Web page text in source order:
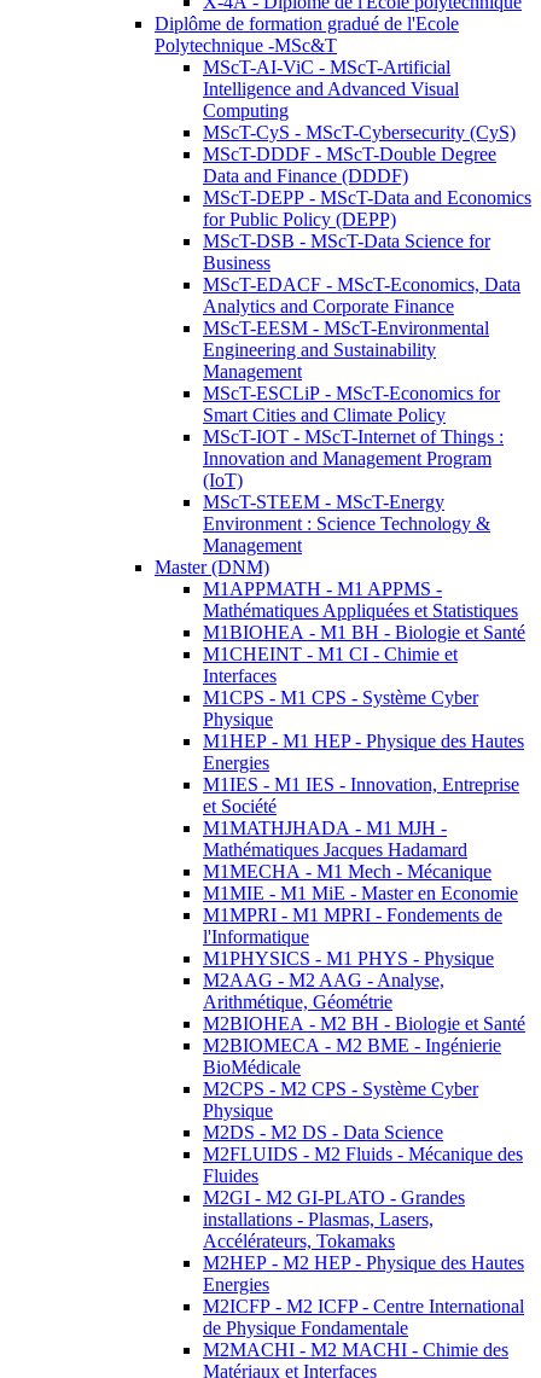
Diplôme de formation gradué de l'Ecole
Polytechnique -MSc&T
MScT-AI-ViC - MScT-Artificial
Intelligence and Advanced Visual
Computing
MScT-CyS - MScT-Cybersecurity (CyS)
MScT-DDDF - MScT-Double Degree
Data and Finance (DDDF)
MScT-DEPP - MScT-Data and Economics
for Public Policy (DEPP)
MScT-DSB - MScT-Data Science for
Business
MScT-EDACF - MScT-Economics, Data
Analytics and Corporate Finance
MScT-EESM - MScT-Environmental
Engineering and Sustainability
Management
MScT-ESCLiP - MScT-Economics for
Smart Cities and Climate Policy
MScT-IOT - MScT-Internet of Things :
Innovation and Management Program
(IoT)
MScT-STEEM - MScT-Energy
Environment : Science Technology &
Management
Master (DNM)
M1APPMATH - M1 APPMS -
Mathématiques Appliquées et Statistiques
M1BIOHEA - M1 BH - Biologie et Santé
M1CHEINT - M1 CI - Chimie et
Interfaces
M1CPS - M1 CPS - Système Cyber
Physique
M1HEP - M1 HEP - Physique des Hautes
Energies
M1IES - M1 IES - Innovation, Entreprise
et Société
M1MATHJHADA - M1 MJH -
Mathématiques Jacques Hadamard
M1MECHA - M1 Mech - Mécanique
M1MIE - M1 MiE - Master en Economie
M1MPRI - M1 MPRI - Fondements de
l'Informatique
M1PHYSICS - M1 PHYS - Physique
M2AAG - M2 AAG - Analyse,
Arithmétique, Géométrie
M2BIOHEA - M2 BH - Biologie et Santé
M2BIOMECA - M2 BME - Ingénierie
BioMédicale
M2CPS - M2 CPS - Système Cyber
Physique
M2DS - M2 DS - Data Science
M2FLUIDS - M2 Fluids - Mécanique des
Fluides
M2GI - M2 GI-PLATO - Grandes
installations - Plasmas, Lasers,
Accélérateurs, Tokamaks
M2HEP - M2 HEP - Physique des Hautes
Energies
M2ICFP - M2 ICFP - Centre International
de Physique Fondamentale
M2MACHI - M2 MACHI - Chimie des
Matériaux et Interfaces